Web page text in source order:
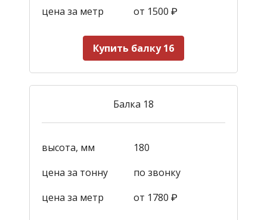
цена за метр
от 1500 ₽
Купить балку 16
Балка 18
высота, мм
180
цена за тонну
по звонку
цена за метр
от 1780 ₽